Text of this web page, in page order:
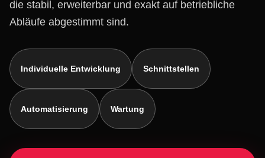
die stabil, erweiterbar und exakt auf betriebliche
Abläufe abgestimmt sind.
Individuelle Entwicklung Schnittstellen
Automatisierung Wartung